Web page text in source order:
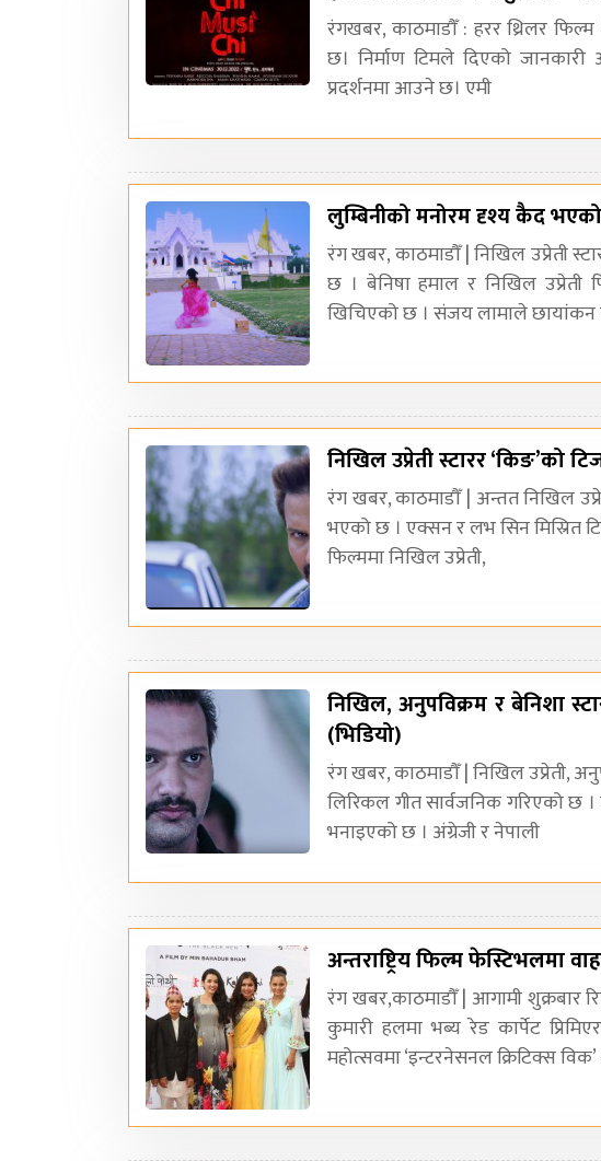
रंगखबर, काठमाडौँ : हरर थ्रिलर फिल्म
छ। निर्माण टिमले दिएको
प्रदर्शनमा आउने छ। एमी
लुम्बिनीको मनोरम दृश्य कैद
रंग खबर, काठमाडौँ | निखिल उप्रेती
छ । बेनिषा हमाल र निखिल उप्रेती
खिचिएको छ । संजय लामाले छायांकन
निखिल उप्रेती स्टारर ‘किङ’को
रंग खबर, काठमाडौँ | अन्तत निखिल
भएको छ । एक्सन र लभ सिन मिस्रित
फिल्ममा निखिल उप्रेती,
निखिल, अनुपविक्रम र बेनिशा
(भिडियो)
रंग खबर, काठमाडौँ | निखिल उप्रेती,
लिरिकल गीत सार्वजनिक गरिएको छ
भनाइएको छ । अंग्रेजी र नेपाली
अन्तराष्ट्रिय फिल्म फेस्टिभलमा
रंग खबर,काठमाडौँ | आगामी शुक्रबार
कुमारी हलमा भब्य रेड कार्पेट
महोत्सवमा ‘इन्टरनेसनल क्रिटिक्स